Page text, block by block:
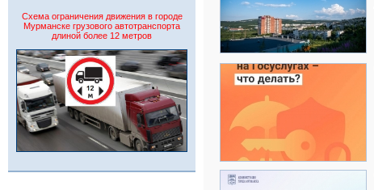
Схема ограничения движения в городе
Мурманске грузового автотранспорта
длиной более 12 метров